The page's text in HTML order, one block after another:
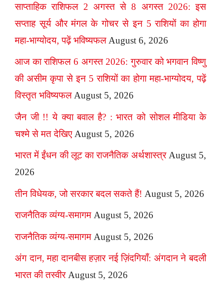
साप्ताहिक राशिफल 2 अगस्त से 8 अगस्त 2026: इस
सप्ताह सूर्य और मंगल के गोचर से इन 5 राशियों का होगा
महा-भाग्योदय, पढ़ें भविष्यफल August 6, 2026
आज का राशिफल 6 अगस्त 2026: गुरुवार को भगवान विष्णु
की असीम कृपा से इन 5 राशियों का होगा महा-भाग्योदय, पढ़ें
विस्तृत भविष्यफल August 5, 2026
जैन जी !! ये क्या बवाल है? : भारत को सोशल मीडिया के
चश्मे से मत देखिए August 5, 2026
भारत में ईंधन की लूट का राजनैतिक अर्थशास्त्र August 5,
2026
तीन विधेयक, जो सरकार बदल सकते हैं! August 5, 2026
राजनैतिक व्यंग्य-समागम August 5, 2026
राजनैतिक व्यंग्य-समागम August 5, 2026
अंग दान, महा दानबीस हज़ार नई ज़िंदगियाँ: अंगदान ने बदली
भारत की तस्वीर August 5, 2026